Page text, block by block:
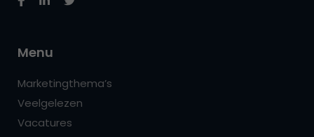
Menu
Marketingthema’s
Veelgelezen
Vacatures